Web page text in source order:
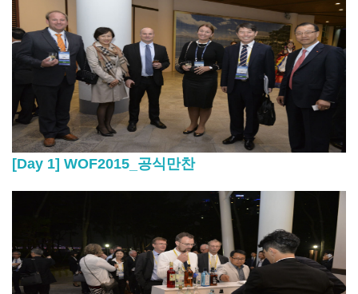
[Day 1] WOF2015_공식만찬